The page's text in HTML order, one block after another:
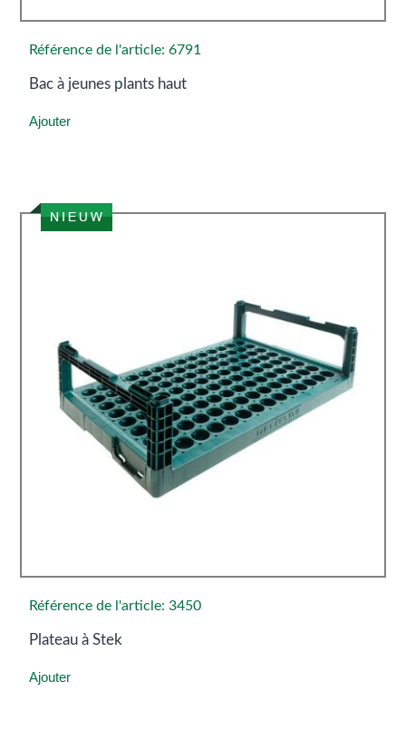
Référence de l'article: 6791
Bac à jeunes plants haut
Ajouter
Référence de l'article: 3450
Plateau à Stek
Ajouter